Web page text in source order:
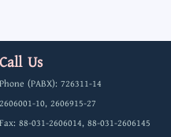
Call Us
Phone (PABX): 726311-14
2606001-10, 2606915-27
Fax: 88-031-2606014, 88-031-2606145